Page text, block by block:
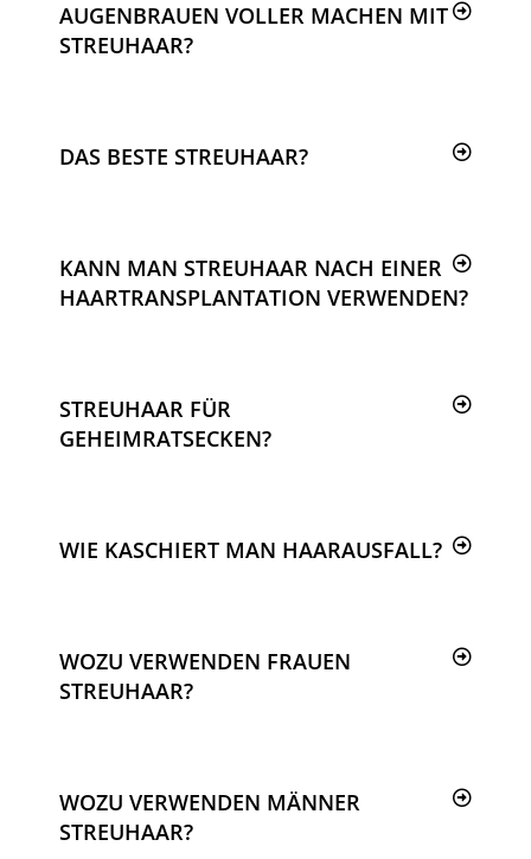
AUGENBRAUEN VOLLER MACHEN MIT
STREUHAAR?
DAS BESTE STREUHAAR?
KANN MAN STREUHAAR NACH EINER
HAARTRANSPLANTATION VERWENDEN?
STREUHAAR FÜR
GEHEIMRATSECKEN?
WIE KASCHIERT MAN HAARAUSFALL?
WOZU VERWENDEN FRAUEN
STREUHAAR?
WOZU VERWENDEN MÄNNER
STREUHAAR?